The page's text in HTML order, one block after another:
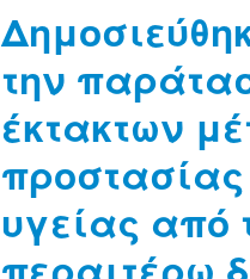
την
έκτακτων
υγείας από